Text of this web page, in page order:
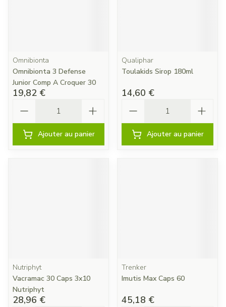
Omnibionta
Omnibionta 3 Defense
Junior Comp A Croquer 30
19,82 €
Ajouter au panier
Qualiphar
Toulakids Sirop 180ml
14,60 €
Ajouter au panier
Nutriphyt
Vacramac 30 Caps 3x10
Nutriphyt
28,96 €
Trenker
Imutis Max Caps 60
45,18 €